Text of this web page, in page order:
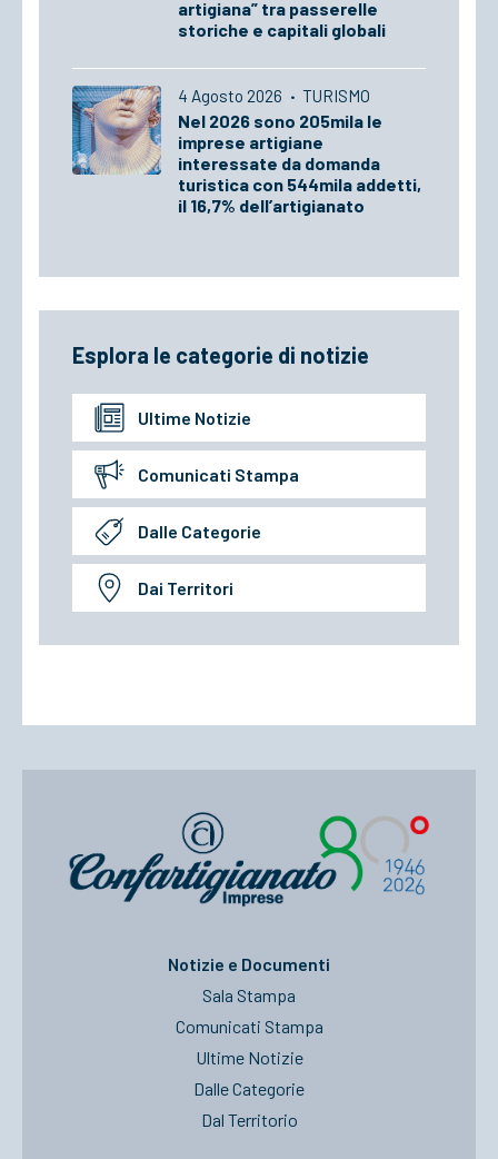
artigiana” tra passerelle
storiche e capitali globali
4 Agosto 2026 · TURISMO
Nel 2026 sono 205mila le
imprese artigiane
interessate da domanda
turistica con 544mila addetti,
il 16,7% dell’artigianato
Esplora le categorie di notizie
Ultime Notizie
Comunicati Stampa
Dalle Categorie
Dai Territori
Notizie e Documenti
Sala Stampa
Comunicati Stampa
Ultime Notizie
Dalle Categorie
Dal Territorio